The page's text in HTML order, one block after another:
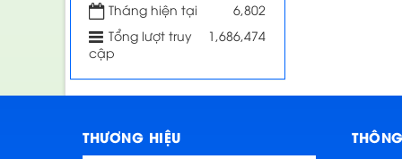
Tháng hiện tại
6,802
Tổng lượt truy
cập
1,686,474
THƯƠNG HIỆU